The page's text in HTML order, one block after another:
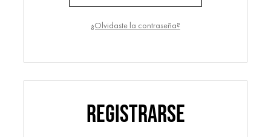
¿Olvidaste la contraseña?
REGISTRARSE